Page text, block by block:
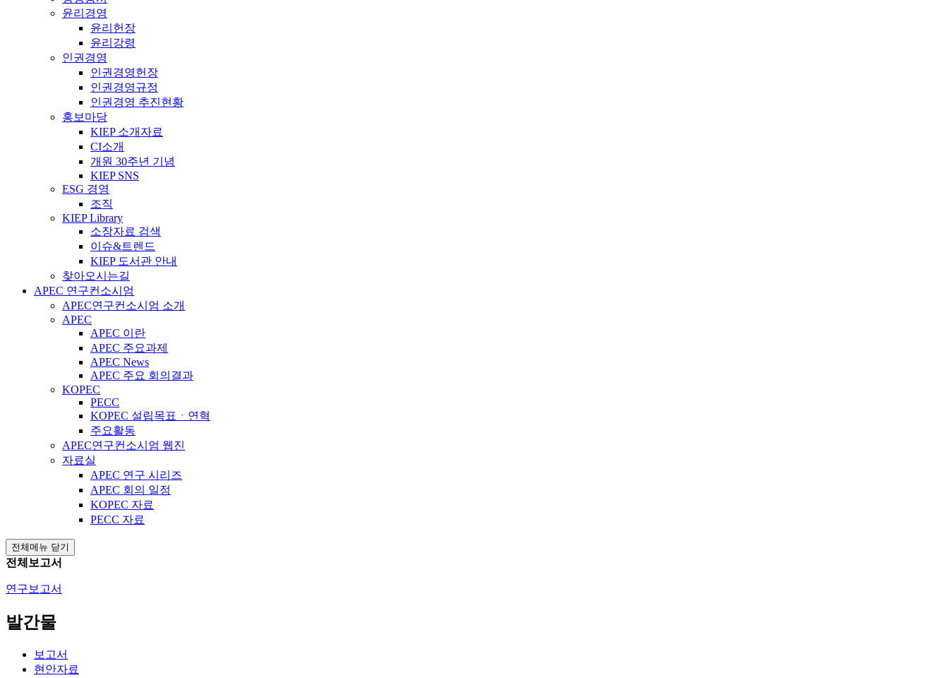
윤리경영
윤리헌장
윤리강령
인권경영
인권경영헌장
인권경영규정
인권경영 추진현황
홍보마당
KIEP 소개자료
CI소개
개원 30주년 기념
KIEP SNS
ESG 경영
조직
KIEP Library
소장자료 검색
이슈&트렌드
KIEP 도서관 안내
찾아오시는길
APEC 연구컨소시엄
APEC연구컨소시엄 소개
APEC
APEC 이란
APEC 주요과제
APEC News
APEC 주요 회의결과
KOPEC
PECC
KOPEC 설립목표ㆍ연혁
주요활동
APEC연구컨소시엄 웹진
자료실
APEC 연구 시리즈
APEC 회의 일정
KOPEC 자료
PECC 자료
전체메뉴 닫기
전체보고서
연구보고서
발간물
보고서
현안자료